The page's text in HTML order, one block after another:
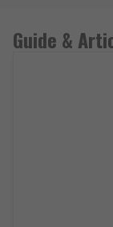
Guide &